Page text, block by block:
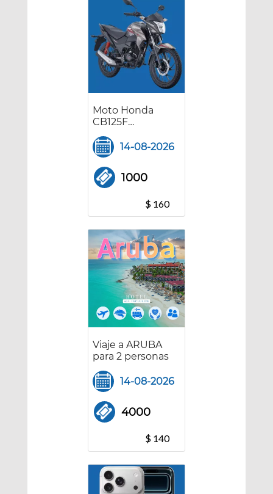
Moto Honda
CB125F
TWISTER
14-08-2026
1000
$ 160
Viaje a ARUBA
para 2 personas
14-08-2026
4000
$ 140